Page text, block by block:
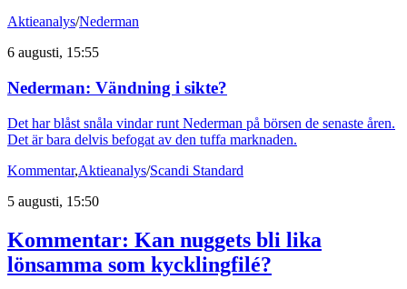
Aktieanalys/Nederman
6 augusti, 15:55
Nederman: Vändning i sikte?
Det har blåst snåla vindar runt Nederman på börsen de senaste åren.
Det är bara delvis befogat av den tuffa marknaden.
Kommentar,Aktieanalys/Scandi Standard
5 augusti, 15:50
Kommentar: Kan nuggets bli lika
lönsamma som kycklingfilé?